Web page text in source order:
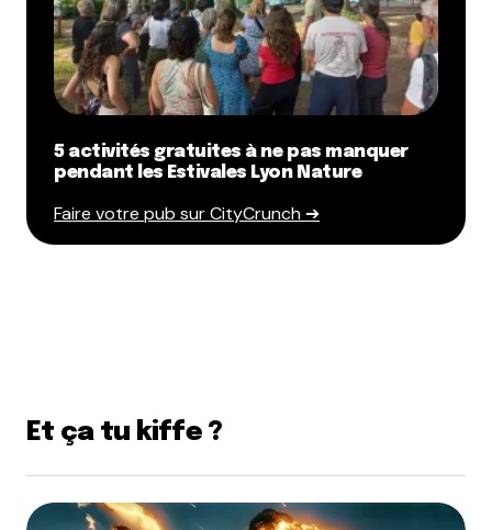
5 activités gratuites à ne pas manquer
pendant les Estivales Lyon Nature
Faire votre pub sur CityCrunch ➔
Et ça tu kiffe ?